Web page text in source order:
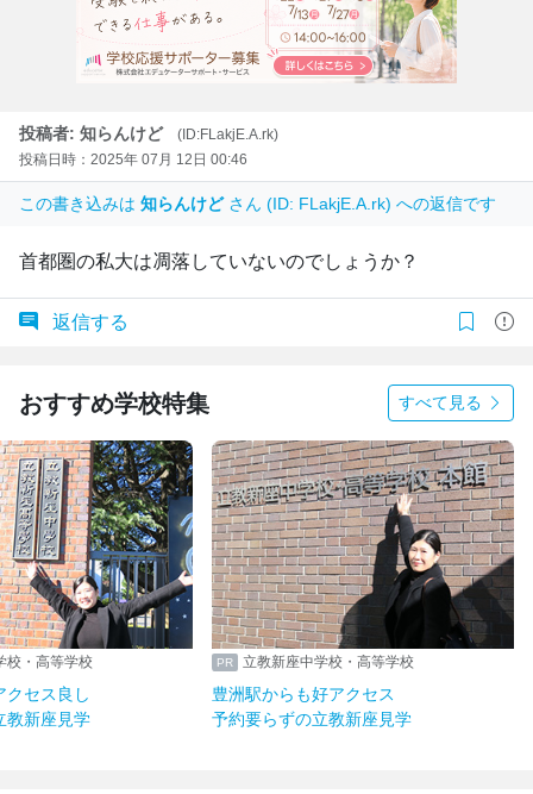
投稿者: 知らんけど
(ID:FLakjE.A.rk)
投稿日時：2025年 07月 12日 00:46
この書き込みは 知らんけど さん (ID: FLakjE.A.rk) への返信です
首都圏の私大は凋落していないのでしょうか？
返信する
おすすめ学校特集 すべて見る
校・高等学校
クセス良し
教新座見学
立教新座中学校・高等学校
豊洲駅からも好アクセス
予約要らずの立教新座見学